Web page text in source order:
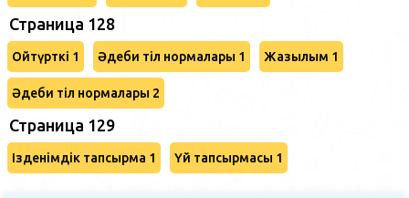
Страница 128
Ойтүрткі 1 Әдеби тіл нормалары 1 Жазылым 1
Әдеби тіл нормалары 2
Страница 129
Ізденімдік тапсырма 1 Үй тапсырмасы 1